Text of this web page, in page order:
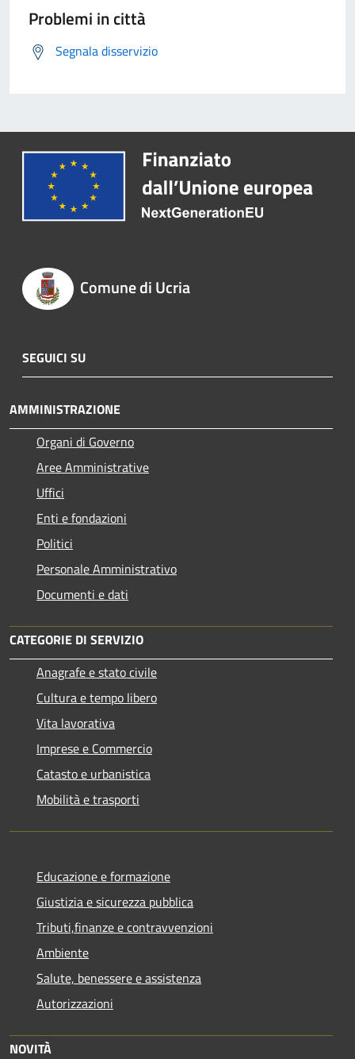
Problemi in città
Segnala disservizio
Comune di Ucria
SEGUICI SU
AMMINISTRAZIONE
Organi di Governo
Aree Amministrative
Uffici
Enti e fondazioni
Politici
Personale Amministrativo
Documenti e dati
CATEGORIE DI SERVIZIO
Anagrafe e stato civile
Cultura e tempo libero
Vita lavorativa
Imprese e Commercio
Catasto e urbanistica
Mobilità e trasporti
Educazione e formazione
Giustizia e sicurezza pubblica
Tributi,finanze e contravvenzioni
Ambiente
Salute, benessere e assistenza
Autorizzazioni
NOVITÀ